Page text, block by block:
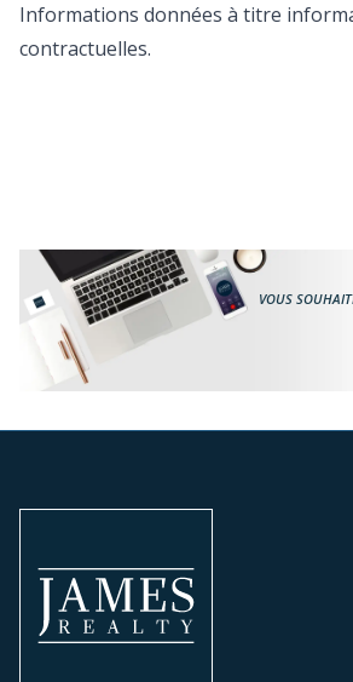
Informations données à titre
contractuelles.
VOUS